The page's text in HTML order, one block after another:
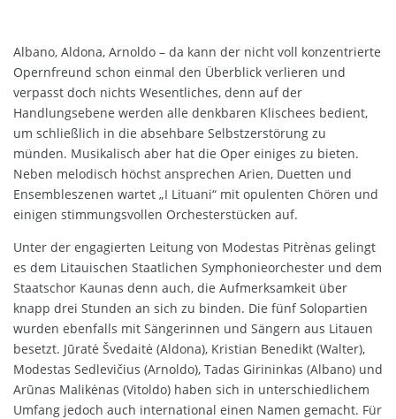
Albano, Aldona, Arnoldo – da kann der nicht voll konzentrierte
Opernfreund schon einmal den Überblick verlieren und
verpasst doch nichts Wesentliches, denn auf der
Handlungsebene werden alle denkbaren Klischees bedient,
um schließlich in die absehbare Selbstzerstörung zu
münden. Musikalisch aber hat die Oper einiges zu bieten.
Neben melodisch höchst ansprechen Arien, Duetten und
Ensembleszenen wartet „I Lituani“ mit opulenten Chören und
einigen stimmungsvollen Orchesterstücken auf.
Unter der engagierten Leitung von Modestas Pitrènas gelingt
es dem Litauischen Staatlichen Symphonieorchester und dem
Staatschor Kaunas denn auch, die Aufmerksamkeit über
knapp drei Stunden an sich zu binden. Die fünf Solopartien
wurden ebenfalls mit Sängerinnen und Sängern aus Litauen
besetzt. Jūratė Švedaitė (Aldona), Kristian Benedikt (Walter),
Modestas Sedlevičius (Arnoldo), Tadas Girininkas (Albano) und
Arūnas Malikėnas (Vitoldo) haben sich in unterschiedlichem
Umfang jedoch auch international einen Namen gemacht. Für